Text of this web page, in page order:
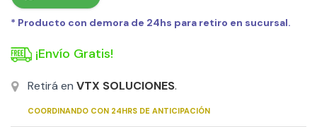
* Producto con demora de 24hs para retiro en sucursal.
¡Envío Gratis!
Retirá en VTX SOLUCIONES.
COORDINANDO CON 24HRS DE ANTICIPACIÓN